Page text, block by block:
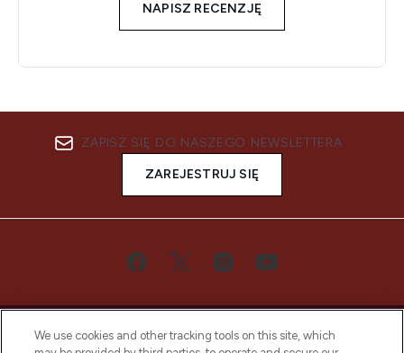
NAPISZ RECENZJĘ
ZAPISZ SIĘ DO NASZEGO NEWSLETTERA
ZAREJESTRUJ SIĘ
We use cookies and other tracking tools on this site, which